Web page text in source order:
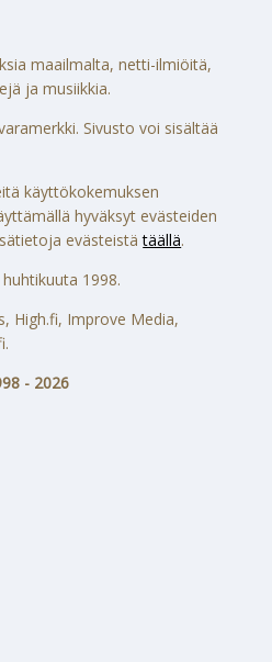
maailmalta, netti-ilmiöitä,
ja musiikkia.
Sivusto voi sisältää
käyttökokemuksen
hyväksyt evästeiden
evästeistätäällä.
1998.
High.fi, Improve Media,
- 2026